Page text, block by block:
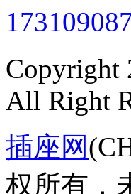
Copyright
All Right
插座网
权所有，